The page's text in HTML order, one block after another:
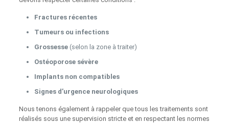
Fractures récentes
Tumeurs ou infections
Grossesse(selon la zone à traiter)
Ostéoporose sévère
Implants non compatibles
Signes d’urgence neurologiques
Nous tenons également à rappeler que tous les traitements sont
réalisés sous une supervision stricte et en respectant les normes